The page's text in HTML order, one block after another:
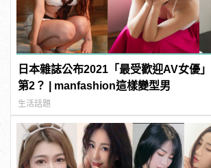
日本雜誌公布2021「最受歡迎AV女優
第2？ | manfashion這樣變型男
生活話題